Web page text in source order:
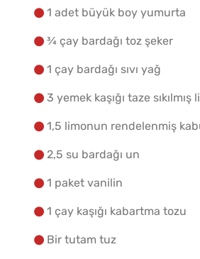
1 adet büyük boy yumurta
¾ çay bardağı toz şeker
1 çay bardağı sıvı yağ
3 yemek kaşığı taze
1,5 limonun rendelenmiş
2,5 su bardağı un
1 paket vanilin
1 çay kaşığı kabartma tozu
Bir tutam tuz